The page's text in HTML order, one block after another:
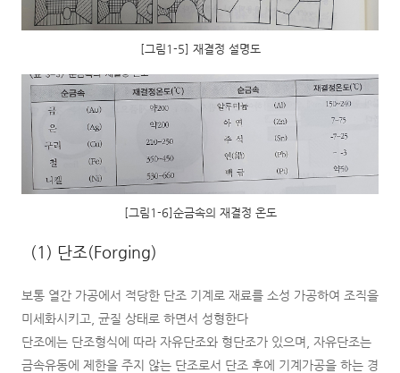
[그림1-5] 재결정 설명도
[그림1-6]순금속의 재결정 온도
(1) 단조(Forging)
보통 열간 가공에서 적당한 단조 기계로 재료를 소성 가공하여 조직을
미세화시키고, 균질 상태로 하면서 성형한다
단조에는 단조형식에 따라 자유단조와 형단조가 있으며, 자유단조는
금속유동에 제한을 주지 않는 단조로서 단조 후에 기계가공을 하는 경